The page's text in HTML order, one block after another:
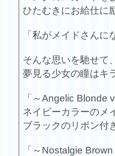
ひたむきにお給仕に
「私がメイドさん
そんな思いを馳せて
夢見る少女の瞳はキ
「～Angelic Blonde
ネイビーカラーのメ
ブラックのリボン付
「～Nostalgie